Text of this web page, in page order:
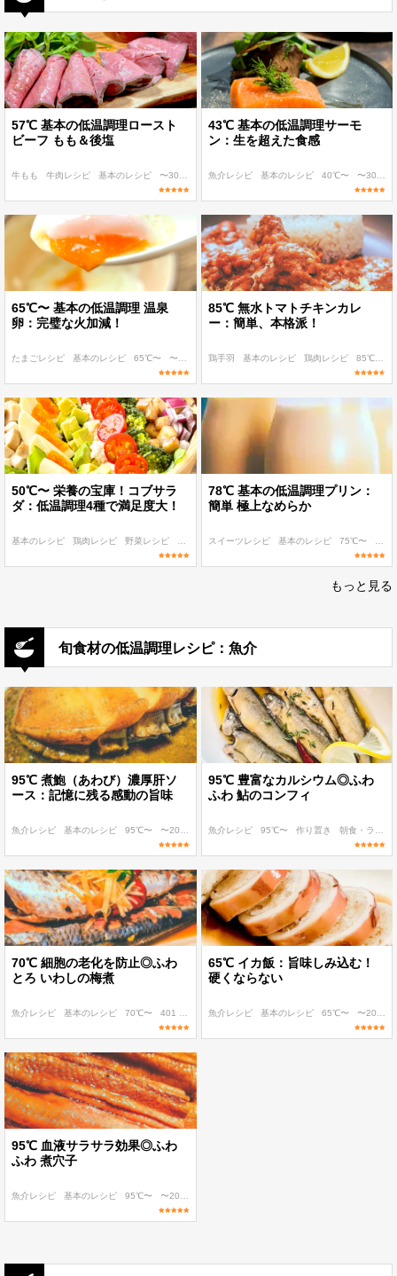
57℃ 基本の低温調理ロースト
ビーフ もも＆後塩
牛もも 牛肉レシピ 基本のレシピ 〜300 kcal 〜400 kcal
43℃ 基本の低温調理サーモ
ン：生を超えた食感
魚介レシピ 基本のレシピ 40℃〜 〜300 kcal
65℃〜 基本の低温調理 温泉
卵：完璧な火加減！
たまごレシピ 基本のレシピ 65℃〜 〜100 kcal 〜200 kcal
85℃ 無水トマトチキンカレ
ー：簡単、本格派！
鶏手羽 基本のレシピ 鶏肉レシピ 85℃〜
50℃〜 栄養の宝庫！コブサラ
ダ：低温調理4種で満足度大！
基本のレシピ 鶏肉レシピ 野菜レシピ 60℃〜
78℃ 基本の低温調理プリン：
簡単 極上なめらか
スイーツレシピ 基本のレシピ 75℃〜
もっと見る
旬食材の低温調理レシピ：魚介
95℃ 煮鮑（あわび）濃厚肝ソ
ース：記憶に残る感動の旨味
魚介レシピ 基本のレシピ 95℃〜 〜200 kcal 〜300 kcal
95℃ 豊富なカルシウム◎ふわ
ふわ 鮎のコンフィ
魚介レシピ 95℃〜 作り置き 朝食・ランチ
70℃ 細胞の老化を防止◎ふわ
とろ いわしの梅煮
魚介レシピ 基本のレシピ 70℃〜 401 kcal〜 糖質 20g以下
65℃ イカ飯：旨味しみ込む！
硬くならない
魚介レシピ 基本のレシピ 65℃〜 〜200 kcal
95℃ 血液サラサラ効果◎ふわ
ふわ 煮穴子
魚介レシピ 基本のレシピ 95℃〜 〜200 kcal